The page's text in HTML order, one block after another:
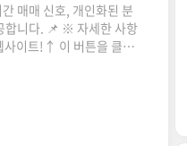
매매 신호, 개인화된 분
합니다. 📌 ※ 자세한 사항
사이트!↑ 이 버튼을 클릭
매매 타이밍을 제시하고,
매매비서는 인공지능
목을 ..